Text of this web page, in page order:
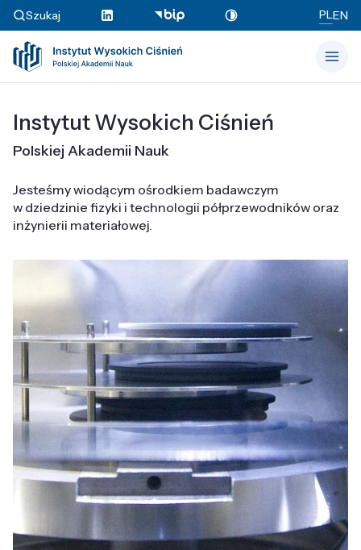
Szukaj PLEN
Instytut Wysokich Ciśnień
Polskiej Akademii Nauk
Jesteśmy wiodącym ośrodkiem badawczym
w dziedzinie fizyki i technologii półprzewodników oraz
inżynierii materiałowej.